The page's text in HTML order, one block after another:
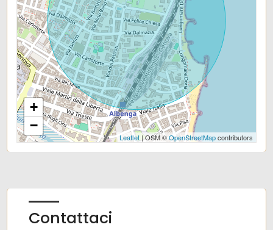
Cucina: Angolo cottura
Posizione: Centrale
Terrazza
Antenna Tv: Condominiale
Aria Condizionata
Centri commerciali
Uffici comunali
+
−
Leaflet| OSM ©OpenStreetMapcontributors
Contattaci